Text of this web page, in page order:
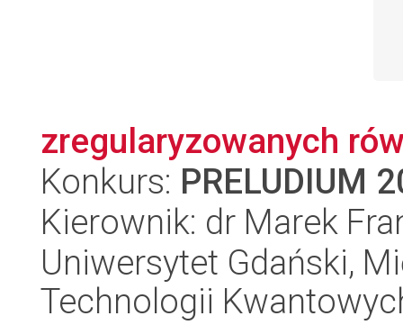
zregularyzowanych
Konkurs: PRELUDIUM
Kierownik: dr Marek
Uniwersytet Gdański,
Technologii